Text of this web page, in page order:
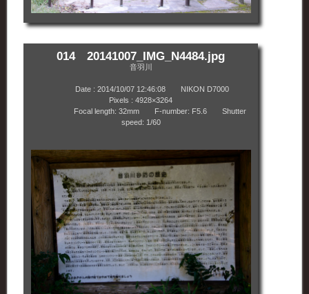
014 20141007_IMG_N4484.jpg
音羽川
Date : 2014/10/07 12:46:08 NIKON D7000
Pixels : 4928×3264
Focal length: 32mm F-number: F5.6 Shutter
speed: 1/60